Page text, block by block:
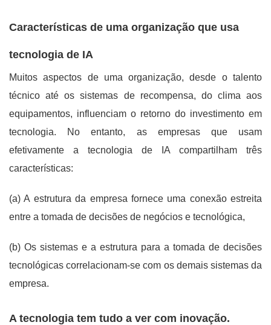
Características de uma organização que usa
tecnologia de IA
Muitos aspectos de uma organização, desde o talento
técnico até os sistemas de recompensa, do clima aos
equipamentos, influenciam o retorno do investimento em
tecnologia. No entanto, as empresas que usam
efetivamente a tecnologia de IA compartilham três
características:
(a) A estrutura da empresa fornece uma conexão estreita
entre a tomada de decisões de negócios e tecnológica,
(b) Os sistemas e a estrutura para a tomada de decisões
tecnológicas correlacionam-se com os demais sistemas da
empresa.
A tecnologia tem tudo a ver com inovação.